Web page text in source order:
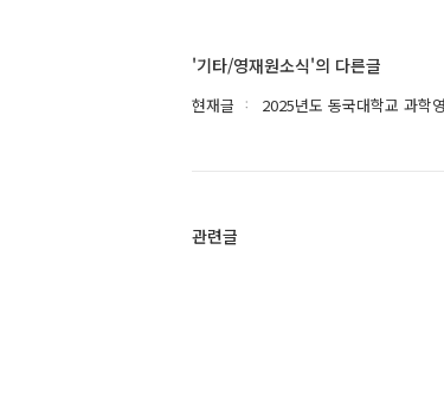
'기타/영재원소식'의 다른글
현재글 2025년도 동국대학교 과학
관련글